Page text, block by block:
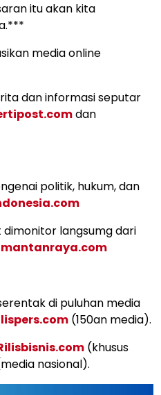
itu akan kita
media online
dan informasi seputar
dan
politik, hukum, dan
langsumg dari
di puluhan media
(150an media).
(khusus
nasional).